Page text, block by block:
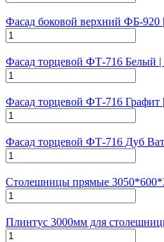
Фасад боковой верхний ФБ-920
Фасад торцевой ФТ-716 Белый |
Фасад торцевой ФТ-716 Графит
Фасад торцевой ФТ-716 Дуб
Столешницы прямые
Плинтус 3000мм для